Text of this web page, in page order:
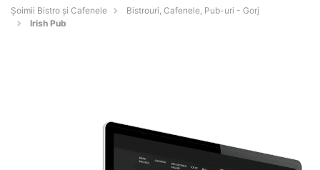
Șoimii Bistro și Cafenele
Bistrouri, Cafenele, Pub-uri - Gorj
Irish Pub